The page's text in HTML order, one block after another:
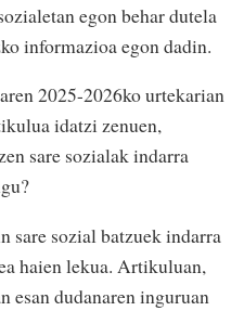
egon behar dutela
informazioa egon dadin.
2025-2026ko urtekarian
idatzi zenuen,
sare sozialak indarra
sare sozial batzuek indarra
haien lekua. Artikuluan,
esan dudanaren inguruan